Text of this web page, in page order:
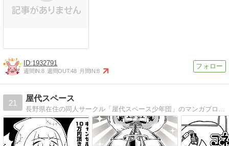
1932791
週間IN:8 週間OUT:48 月間IN:8
21
屋代スペース